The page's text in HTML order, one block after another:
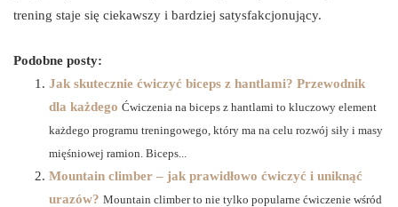
trening staje się ciekawszy i bardziej satysfakcjonujący.
Podobne posty:
Jak skutecznie ćwiczyć biceps z hantlami? Przewodnik
dla każdego Ćwiczenia na biceps z hantlami to kluczowy element
każdego programu treningowego, który ma na celu rozwój siły i masy
mięśniowej ramion. Biceps...
Mountain climber – jak prawidłowo ćwiczyć i uniknąć
urazów? Mountain climber to nie tylko popularne ćwiczenie wśród